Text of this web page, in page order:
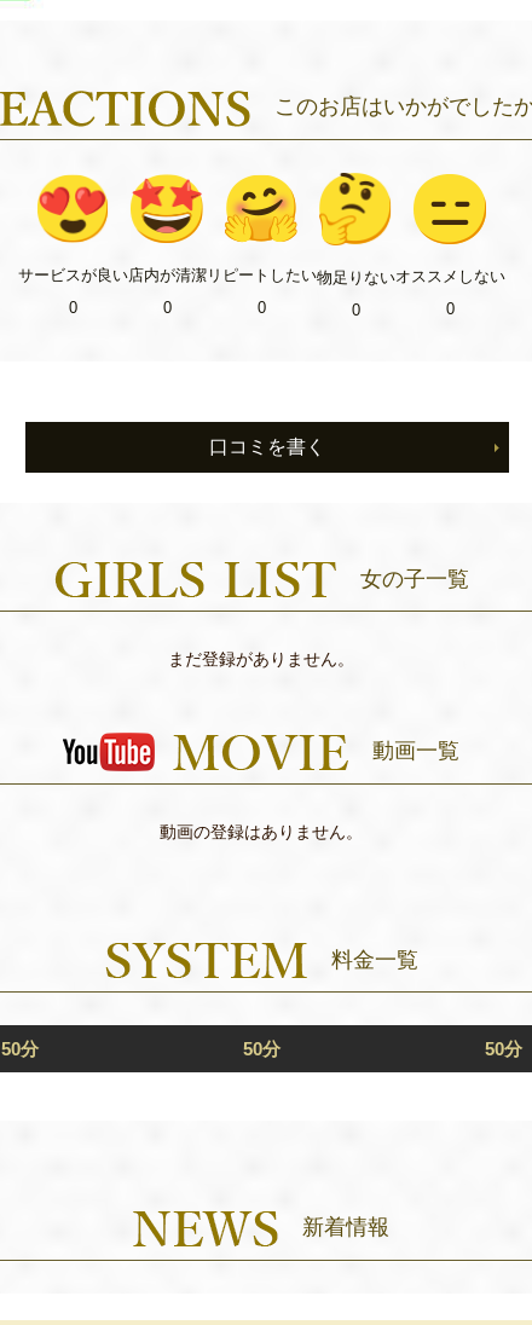
このお店はいかがでした
サービスが良い
0
店内が清潔
0
リピート したい
0
物足り ない
0
オススメ しない
0
口コミを書く
女の子一覧
まだ登録がありません。
動画一覧
動画の登録はありません。
料金一覧
50分 50分 50分
新着情報